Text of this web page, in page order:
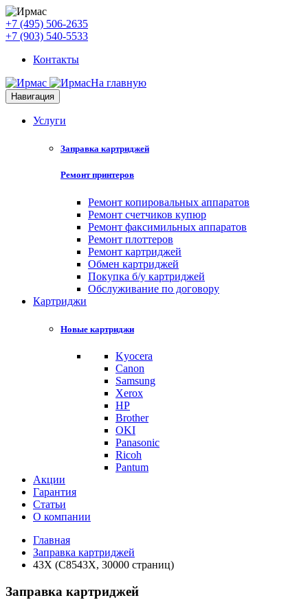
+7 (495) 506-2635
+7 (903) 540-5533
Контакты
На главную
Навигация
Услуги
Заправка картриджей
Ремонт принтеров
Ремонт копировальных аппаратов
Ремонт счетчиков купюр
Ремонт факсимильных аппаратов
Ремонт плоттеров
Ремонт картриджей
Обмен картриджей
Покупка б/у картриджей
Обслуживание по договору
Картриджи
Новые картриджи
Kyocera
Canon
Samsung
Xerox
HP
Brother
OKI
Panasonic
Ricoh
Pantum
Акции
Гарантия
Статьи
О компании
Главная
Заправка картриджей
43X (C8543Х, 30000 страниц)
Заправка картриджей